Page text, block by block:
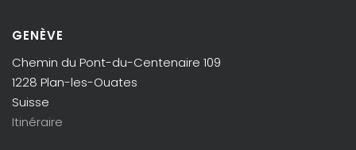
GENÈVE
Chemin du Pont-du-Centenaire 109
1228 Plan-les-Ouates
Suisse
Itinéraire